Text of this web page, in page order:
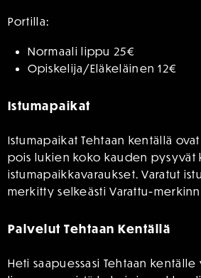
Portilla:
Normaali lippu 25€
Opiskelija/Eläkeläinen 12€
Istumapaikat
Istumapaikat Tehtaan kentällä
pois lukien koko kauden pysyvät
istumapaikkavaraukset. Varatut
merkitty selkeästi Varattu-
Palvelut Tehtaan Kentällä
Heti saapuessasi Tehtaan kentälle